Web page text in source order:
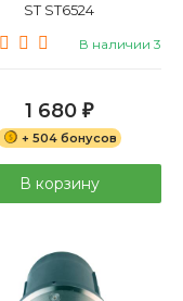
ST ST6524
В наличии 3
1 680 ₽
+ 504 бонусов
В корзину